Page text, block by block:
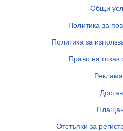
Общи
Политика за
Политика за
Право на отказ
Отстъпки за